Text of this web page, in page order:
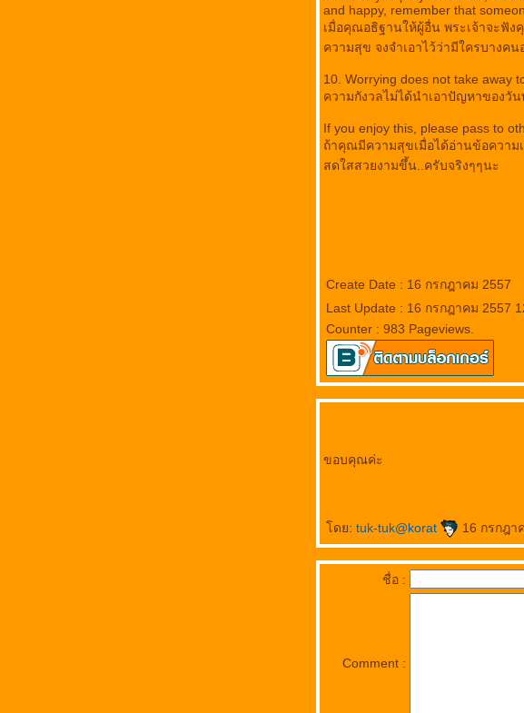
and happy, remember that
เมื่อคุณอธิฐานให้ผู้อื่น พระเจ้าจะฟั
ความสุข จงจำเอาไว้ว่ามีใครบางค
10. Worrying does not take away
ความกังวลไม่ได้นำเอาปัญหาของวั
If you enjoy this, please pass to
ถ้าคุณมีความสุขเมื่อได้อ่านข้อความ
สดใสสวยงามขึ้น..ครับจริงๆๆนะ
Create Date : 16 กรกฎาคม 2557
Last Update : 16 กรกฎาคม 2557
Counter : 983 Pageviews.
ขอบคุณค่ะ
ดย: tuk-tuk@korat 16 กรกฎา
ชื่อ :
Comment :